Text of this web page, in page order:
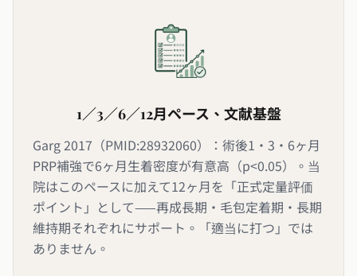
1／3／6／12月ペース、文献基盤
Garg 2017（PMID:28932060）：術後1・3・6ヶ月
PRP補強で6ヶ月生着密度が有意高（p<0.05）。当
院はこのペースに加えて12ヶ月を「正式定量評価
ポイント」として——再成長期・毛包定着期・長期
維持期それぞれにサポート。「適当に打つ」では
ありません。